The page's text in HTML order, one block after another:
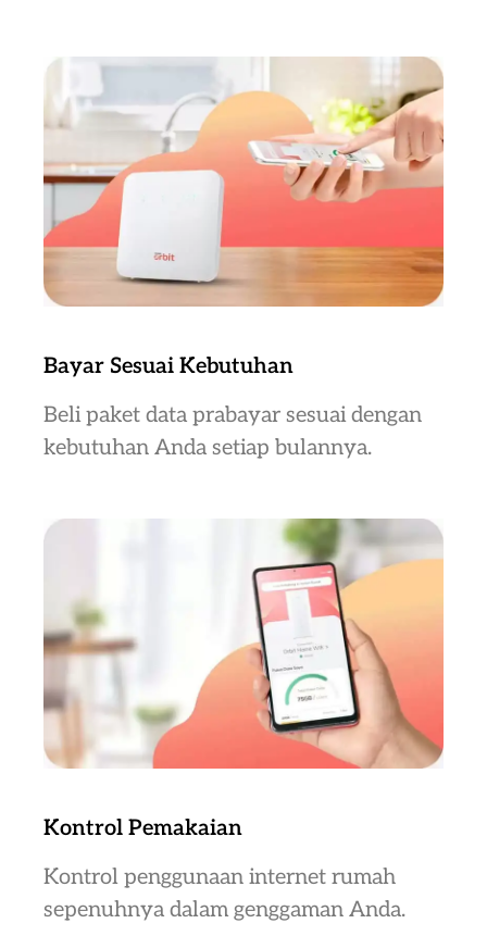
Bayar Sesuai Kebutuhan
Beli paket data prabayar sesuai dengan
kebutuhan Anda setiap bulannya.
Kontrol Pemakaian
Kontrol penggunaan internet rumah
sepenuhnya dalam genggaman Anda.